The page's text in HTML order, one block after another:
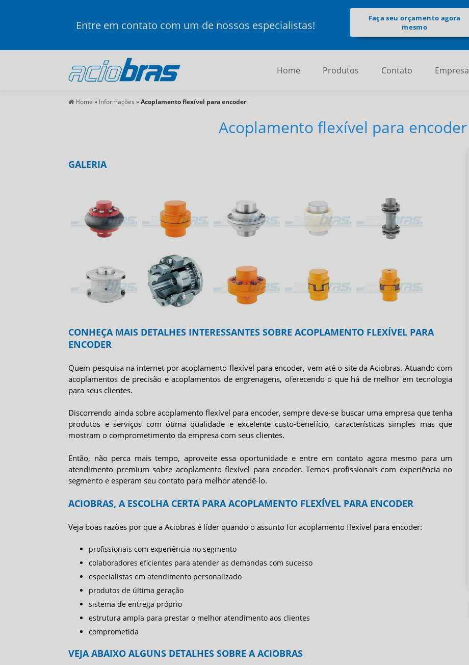
Entre em contato com um de nossos especialistas!
Faça seu orçamento agora
mesmo
Home Produtos Contato Empresa
Home » Informações»Acoplamento flexível para encoder
Acoplamento flexível para encoder
GALERIA
CONHEÇA MAIS DETALHES INTERESSANTES SOBRE ACOPLAMENTO FLEXÍVEL PARA
ENCODER
Quem pesquisa na internet poracoplamento flexível para encoder, vem até o site da Aciobras. Atuando com
acoplamentos de precisão e acoplamentos de engrenagens, oferecendo o que há de melhor em tecnologia
para seus clientes.
Discorrendo ainda sobre acoplamento flexível para encoder, sempre deve-se buscar uma empresa que tenha
produtos e serviços com ótima qualidade e excelente custo-benefício, características simples mas que
mostram o comprometimento da empresa com seus clientes.
Então, não perca mais tempo, aproveite essa oportunidade e entre em contato agora mesmo para um
atendimento premium sobre acoplamento flexível para encoder. Temos profissionais com experiência no
segmento e esperam seu contato para melhor atendê-lo.
ACIOBRAS, A ESCOLHA CERTA PARA ACOPLAMENTO FLEXÍVEL PARA ENCODER
Veja boas razões por que a Aciobras é líder quando o assunto foracoplamento flexível para encoder:
profissionais com experiência no segmento
colaboradores eficientes para atender as demandas com sucesso
especialistas em atendimento personalizado
produtos de última geração
sistema de entrega próprio
estrutura ampla para prestar o melhor atendimento aos clientes
comprometida
VEJA ABAIXO ALGUNS DETALHES SOBRE A ACIOBRAS